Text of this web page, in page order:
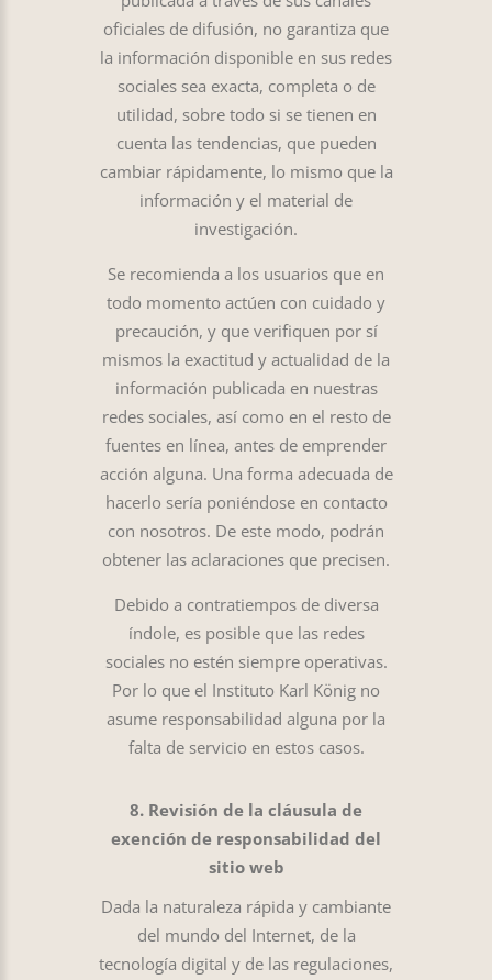
oficiales de difusión, no garantiza que
la información disponible en sus redes
sociales sea exacta, completa o de
utilidad, sobre todo si se tienen en
cuenta las tendencias, que pueden
cambiar rápidamente, lo mismo que la
información y el material de
investigación.
Se recomienda a los usuarios que en
todo momento actúen con cuidado y
precaución, y que verifiquen por sí
mismos la exactitud y actualidad de la
información publicada en nuestras
redes sociales, así como en el resto de
fuentes en línea, antes de emprender
acción alguna. Una forma adecuada de
hacerlo sería poniéndose en contacto
con nosotros. De este modo, podrán
obtener las aclaraciones que precisen.
Debido a contratiempos de diversa
índole, es posible que las redes
sociales no estén siempre operativas.
Por lo que el Instituto Karl König no
asume responsabilidad alguna por la
falta de servicio en estos casos.
8. Revisión de la cláusula de
exención de responsabilidad del
sitio web
Dada la naturaleza rápida y cambiante
del mundo del Internet, de la
tecnología digital y de las regulaciones,